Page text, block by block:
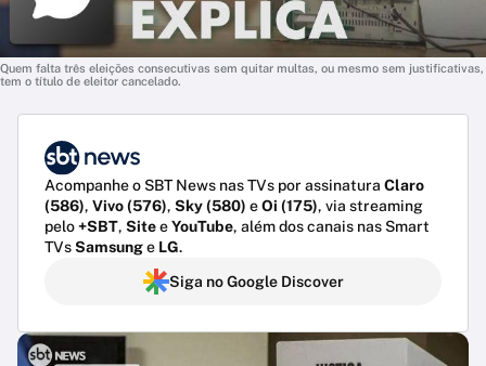
Quem falta três eleições consecutivas sem quitar multas, ou mesmo sem justificativas,
tem o título de eleitor cancelado.
Acompanhe o SBT News nas TVs por assinatura Claro
(586), Vivo (576), Sky (580) eOi (175), via streaming
pelo+SBT, SiteeYouTube, além dos canais nas Smart
TVsSamsunge LG.
Siga no Google Discover